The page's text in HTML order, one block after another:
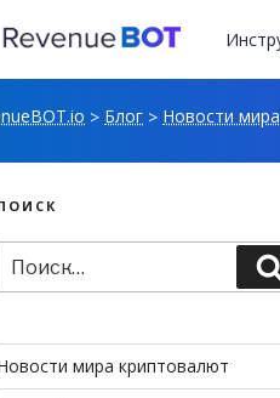
> Блог > Новости
мира криптовалют